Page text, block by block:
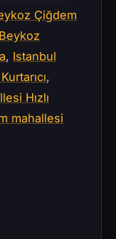
Çiğdem
, Istanbul
,
Hızlı
mahallesi